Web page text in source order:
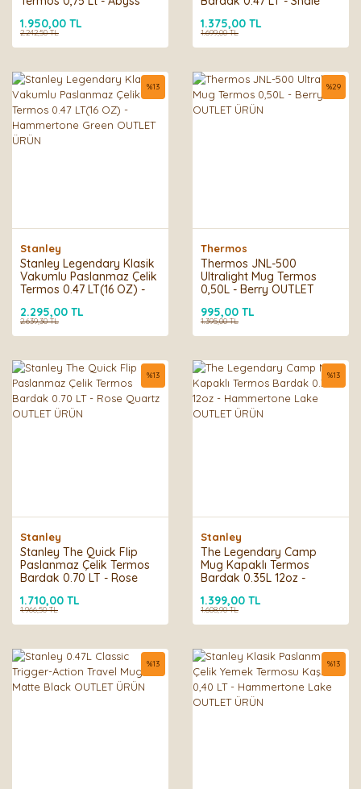
1.950,00 TL
2.242,50 TL
1.375,00 TL
1.699,00 TL
Stanley
Stanley Legendary Klasik
Vakumlu Paslanmaz Çelik
Termos 0.47 LT(16 OZ) -
OUTLET ÜRÜN
%13
2.295,00 TL
2.639,30 TL
Thermos
Thermos JNL-500
Ultralight Mug Termos
0,50L - Berry OUTLET
%29
995,00 TL
1.395,00 TL
Stanley
Stanley The Quick Flip
Paslanmaz Çelik Termos
Bardak 0.70 LT - Rose
%13
1.710,00 TL
1.966,50 TL
Stanley
The Legendary Camp
Mug Kapaklı Termos
Bardak 0.35L 12oz -
OUTLET ÜRÜN
%13
1.399,00 TL
1.608,90 TL
%13 %13